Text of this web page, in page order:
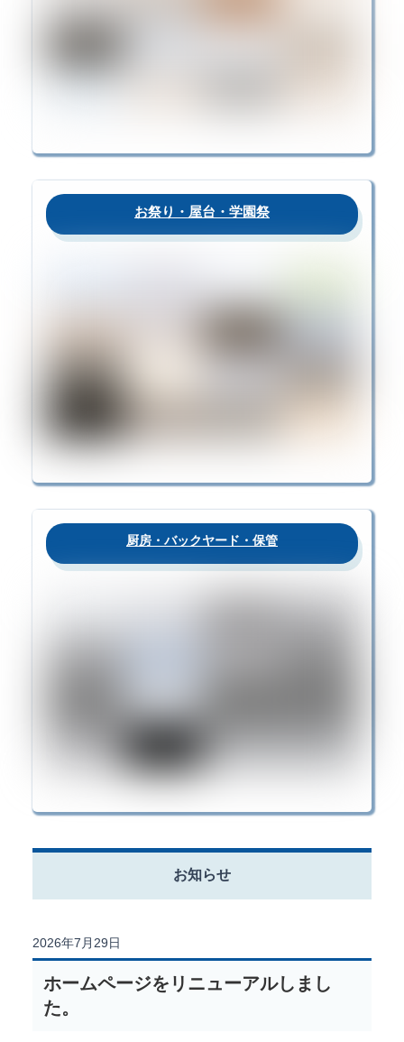
お祭り・屋台・学園祭
厨房・バックヤード・保管
お知らせ
2026年7月29日
ホームページをリニューアルしまし
た。